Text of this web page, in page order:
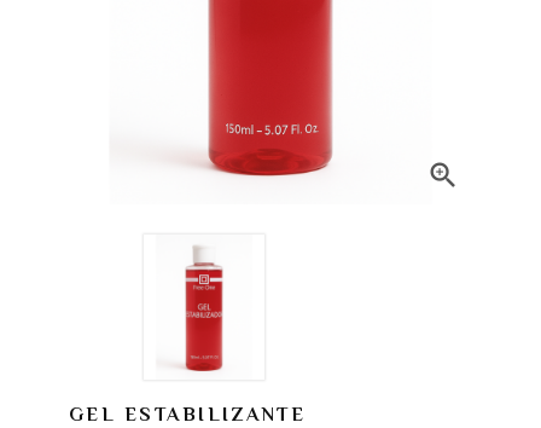

GEL ESTABILIZANTE